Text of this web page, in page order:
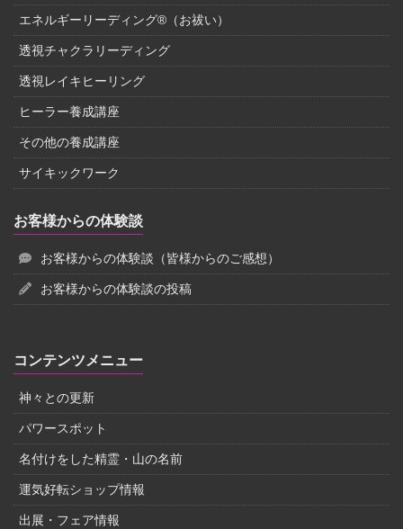
エネルギーリーディング®（お祓い）
透視チャクラリーディング
透視レイキヒーリング
ヒーラー養成講座
その他の養成講座
サイキックワーク
お客様からの体験談
お客様からの体験談（皆様からのご感想）
お客様からの体験談の投稿
コンテンツメニュー
神々との更新
パワースポット
名付けをした精霊・山の名前
運気好転ショップ情報
出展・フェア情報